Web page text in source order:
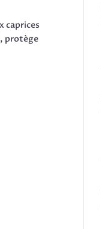
caprices
protège